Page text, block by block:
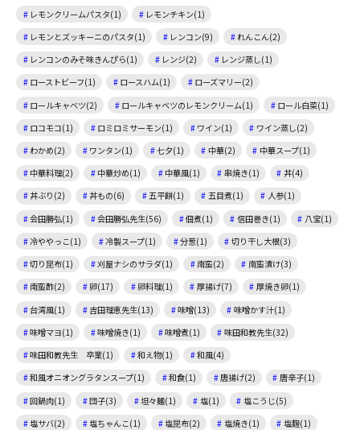
レモンクリームパスタ(1)
レモンチキン(1)
レモンとズッキーニのパスタ(1)
レンコン(9)
れんこん(2)
レンコンのみそ味きんぴら(1)
レンジ(2)
レンジ蒸し(1)
ローストビーフ(1)
ロースハム(1)
ローズマリー(2)
ロールキャベツ(2)
ロールキャベツのレモンクリーム(1)
ロール白菜(1)
ロコモコ(1)
ロミロミサーモン(1) ワイン(1)
ワイン蒸し(2)
わかめ(2)
ワンタン(1) 七夕(1) 中華(2)
中華スープ(1)
中華料理(2)
中華炒め(1) 中華風(1) 串焼き(1)
丼(4)
丼ぶり(2)
丼もの(6) 五平餅(1) 五目煮(1)
人参(1)
会田勝弘(1)
会田勝弘先生(56) 佃煮(1) 信田巻き(1)
八宝(1)
冷ややっこ(1)
冷製スープ(1) 分葱(1)
切り干し大根(3)
切り昆布(1)
刈屋ナシのサラダ(1) 南蛮(2)
南蛮漬け(3)
南蛮酢(2)
卵(17) 卵料理(1) 厚揚げ(7)
厚焼き卵(1)
台湾風(1)
吉田理恵先生(13) 味噌(13)
味噌かす汁(1)
味噌マヨ(1)
味噌焼き(1) 味噌煮(1)
味田和教先生(32)
味田和教先生 卒業(1)
和え物(1)
和風(4)
和風オニオングラタンスープ(1)
和食(1) 唐揚げ(2)
唐辛子(1)
回鍋肉(1)
団子(3) 坦々麺(1) 塩(1)
塩こうじ(5)
塩サバ(2)
塩ちゃんこ(1) 塩昆布(2) 塩焼き(1)
塩麴(1)